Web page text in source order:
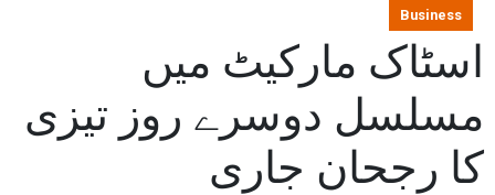
Business
اسٹاک مارکیٹ میں
مسلسل دوسرے روز تیزی
کا رجحان جاری